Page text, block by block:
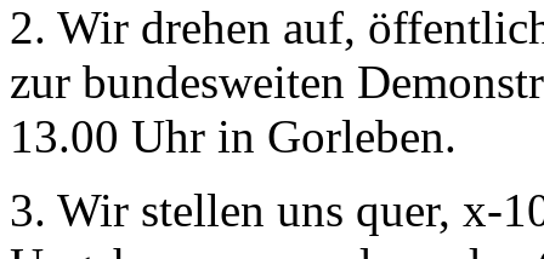
2. Wir drehen auf,
zur bundesweiten
13.00 Uhr in Gorleben.
3. Wir stellen uns quer, x-